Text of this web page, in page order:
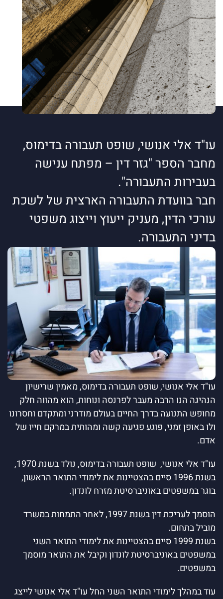
עו"ד אלי אנושי, שופט תעבורה בדימוס,
מחבר הספר "גזר דין – מפתח ענישה
בעבירות התעבורה".
חבר בוועדת התעבורה הארצית של לשכת
עורכי הדין, מעניק ייעוץ וייצוג משפטי
בדיני התעבורה.
עו"ד אלי אנושי, שופט תעבורה בדימוס, מאמין שרישיון
הנהיגה הנו הרבה מעבר לפרנסה ונוחות, הוא מהווה חלק
מחופש התנועה בדרך החיים בעולם מודרני ומתקדם וחסרונו
ולו באופן זמני, פוגע פגיעה קשה ומהותית במרקם חייו של
אדם.
עו"ד אלי אנושי, שופט תעבורה בדימוס, נולד בשנת 1970,
בשנת 1996 סיים בהצטיינות את לימודי התואר הראשון,
בוגר במשפטים באוניברסיטת מזרח לונדון.
הוסמך לעריכת דין בשנת 1997, לאחר התמחות במשרד
מוביל בתחום.
בשנת 1999 סיים בהצטיינות את לימודי התואר השני
במשפטים באוניברסיטת לונדון וקיבל את התואר מוסמך
במשפטים.
עוד במהלך לימודי התואר השני החל עו"ד אלי אנושי לייצג